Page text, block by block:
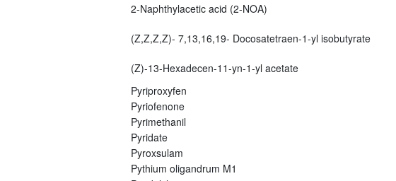
2-Naphthylacetic acid (2-NOA)
(Z,Z,Z,Z)- 7,13,16,19- Docosatetraen-1-yl isobutyrate
(Z)-13-Hexadecen-11-yn-1-yl acetate
Pyriproxyfen
Pyriofenone
Pyrimethanil
Pyridate
Pyroxsulam
Pythium oligandrum M1